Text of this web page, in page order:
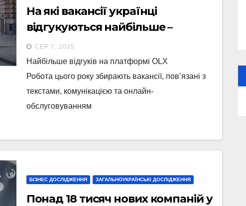
На які вакансії українці
відгукуються найбільше –
дослідження
СЕР 7, 2025
Найбільше відгуків на платформі OLX
Робота цього року збирають вакансії, повʼязані з
текстами, комунікацією та онлайн-
обслуговуванням
БІЗНЕС ДОСЛІДЖЕННЯ ЗАГАЛЬНОУКРАЇНСЬКІ ДОСЛІДЖЕННЯ
Понад 18 тисяч нових компаній у